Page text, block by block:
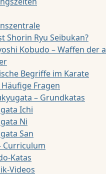
Shorin Ryu Seibukan?
Kobudo – Waffen der
Begriffe im Karate
Häufige Fragen
– Grundkatas
Ichi
Ni
San
Curriculum
Katas
Videos